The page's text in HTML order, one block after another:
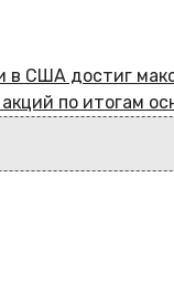
в США достиг
по итогам